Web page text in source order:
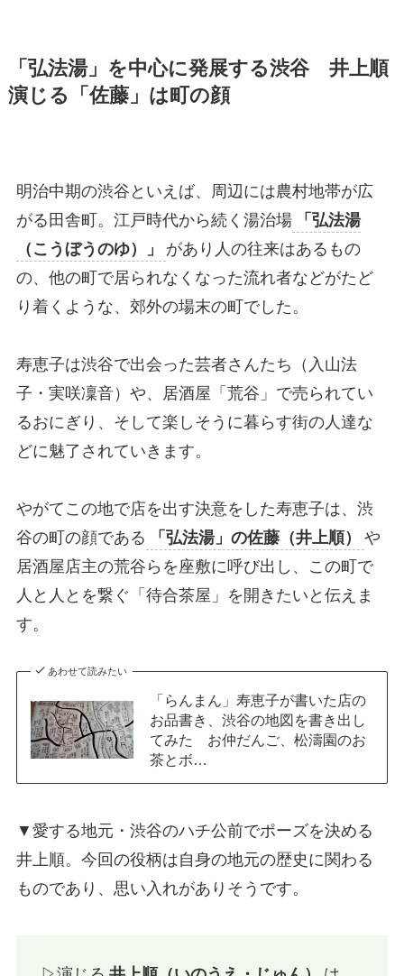
「弘法湯」を中心に発展する渋谷 井上順
演じる「佐藤」は町の顔
明治中期の渋谷といえば、周辺には農村地帯が広
がる田舎町。江戸時代から続く湯治場
「弘法湯
（こうぼうのゆ）」
があり人の往来はあるもの
の、他の町で居られなくなった流れ者などがたど
り着くような、郊外の場末の町でした。
寿恵子は渋谷で出会った芸者さんたち（入山法
子・実咲凜音）や、居酒屋「荒谷」で売られてい
るおにぎり、そして楽しそうに暮らす街の人達な
どに魅了されていきます。
やがてこの地で店を出す決意をした寿恵子は、渋
谷の町の顔である
「弘法湯」の佐藤（井上順）
や
居酒屋店主の荒谷らを座敷に呼び出し、この町で
人と人とを繋ぐ「待合茶屋」を開きたいと伝えま
す。
あわせて読みたい
「らんまん」寿恵子が書いた店の
お品書き、渋谷の地図を書き出し
てみた お仲だんご、松濤園のお
茶とボ…
▼愛する地元・渋谷のハチ公前でポーズを決める
井上順。今回の役柄は自身の地元の歴史に関わる
ものであり、思い入れがありそうです。